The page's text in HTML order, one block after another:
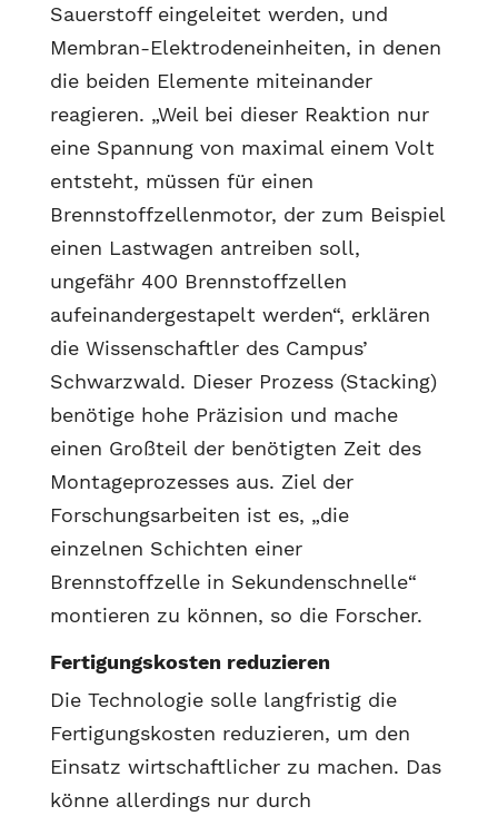
Sauerstoff eingeleitet werden, und
Membran-Elektrodeneinheiten, in denen
die beiden Elemente miteinander
reagieren. „Weil bei dieser Reaktion nur
eine Spannung von maximal einem Volt
entsteht, müssen für einen
Brennstoffzellenmotor, der zum Beispiel
einen Lastwagen antreiben soll,
ungefähr 400 Brennstoffzellen
aufeinandergestapelt werden“, erklären
die Wissenschaftler des Campus’
Schwarzwald. Dieser Prozess (Stacking)
benötige hohe Präzision und mache
einen Großteil der benötigten Zeit des
Montageprozesses aus. Ziel der
Forschungsarbeiten ist es, „die
einzelnen Schichten einer
Brennstoffzelle in Sekundenschnelle“
montieren zu können, so die Forscher.
Fertigungskosten reduzieren
Die Technologie solle langfristig die
Fertigungskosten reduzieren, um den
Einsatz wirtschaftlicher zu machen. Das
könne allerdings nur durch